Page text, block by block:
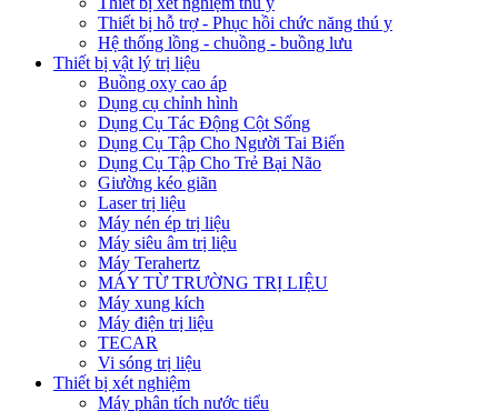
Thiết bị hỗ trợ - Phục hồi chức năng thú y
Hệ thống lồng - chuồng - buồng lưu
Thiết bị vật lý trị liệu
Buồng oxy cao áp
Dụng cụ chỉnh hình
Dụng Cụ Tác Động Cột Sống
Dụng Cụ Tập Cho Người Tai Biến
Dụng Cụ Tập Cho Trẻ Bại Não
Giường kéo giãn
Laser trị liệu
Máy nén ép trị liệu
Máy siêu âm trị liệu
Máy Terahertz
MÁY TỪ TRƯỜNG TRỊ LIỆU
Máy xung kích
Máy điện trị liệu
TECAR
Vi sóng trị liệu
Thiết bị xét nghiệm
Máy phân tích nước tiểu